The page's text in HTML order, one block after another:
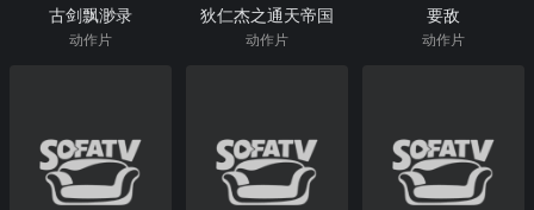
古剑飘渺录
动作片
狄仁杰之通天帝国
动作片
要敌
动作片